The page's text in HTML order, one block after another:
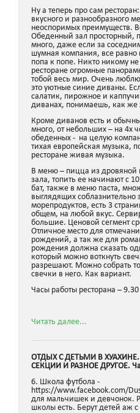
Ну а теперь про сам
вкусного и разнообразного
неоспоримых преимуществ.
Обеденный зал просторный,
много, даже если за
шумная компания, все равно
попа к попе. Никто никому
ресторане огромные
тобой весь мир. Очень
это уютные синие диваны.
салатик, пирожное и
диванах, понимаешь, как же
Кроме диванов есть и
много, от небольших – на 4х
обеденных - на целую
тихая европейская музыка,
ресторане живая музыка.
В меню – пицца из дровяной
зала, топить ее начинают с
бат, также в меню паста,
выглядящих соблазнительно
морепродуктов, есть 3
общем, на любой вкус.
большие. Ценовой сегмент
Отличное место для
рождений, а так же для
рождения должна сказать
который можно воткнуть
разрешают. Можно собрать
свечки в него. Как вариант.
Часы работы ресторана –
Читать далее...
ОТДЫХ С ДЕТЬМИ В
СЕКЦИИ И РАЗНОЕ ДРУГОЕ.
6. Школа футбола -
https://www.facebook.com/
для мальчишек и девчонок.
школы есть. Берут детей аж с